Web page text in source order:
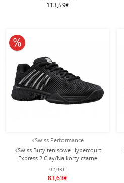
113,59€
KSwiss Performance
KSwiss Buty tenisowe Hypercourt
Express 2 Clay/Na korty czarne
Damskie
92,93€
83,63€
10% obniżone